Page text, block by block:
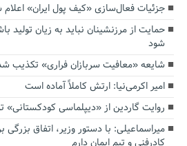
جزئیات فعال‌سازی «کیف پول ایران»
حمایت از مرزنشینان نباید به زیان تولید
شود
شایعه «معافیت سربازان فراری» تکذیب
امیر اکرمی‌نیا: ارتش کاملاً آماده است
روایت گاردین از «دیپلماسی کودکستانی»
میراسماعیلی: با دستور وزیر، اتفاق